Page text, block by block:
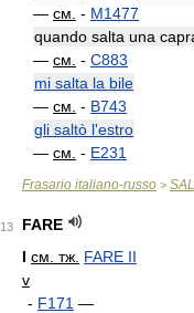
— см. - M1477
quando salta una
— см. - C883
mi salta la bile
— см. - B743
gli saltò l'estro
— см. - E231
Frasario italiano-russo >
13
FARE
I см. тж. FARE II
v
- F171 —